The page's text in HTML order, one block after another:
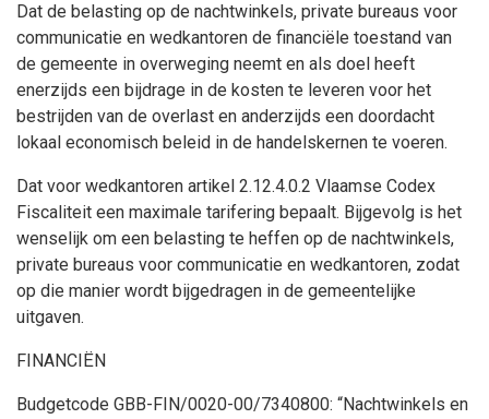
Dat de belasting op de nachtwinkels, private bureaus voor
communicatie en wedkantoren de financiële toestand van
de gemeente in overweging neemt en als doel heeft
enerzijds een bijdrage in de kosten te leveren voor het
bestrijden van de overlast en anderzijds een doordacht
lokaal economisch beleid in de handelskernen te voeren.
Dat voor wedkantoren artikel 2.12.4.0.2 Vlaamse Codex
Fiscaliteit een maximale tarifering bepaalt. Bijgevolg is het
wenselijk om een belasting te heffen op de nachtwinkels,
private bureaus voor communicatie en wedkantoren, zodat
op die manier wordt bijgedragen in de gemeentelijke
uitgaven.
FINANCIËN
Budgetcode GBB-FIN/0020-00/7340800: “Nachtwinkels en